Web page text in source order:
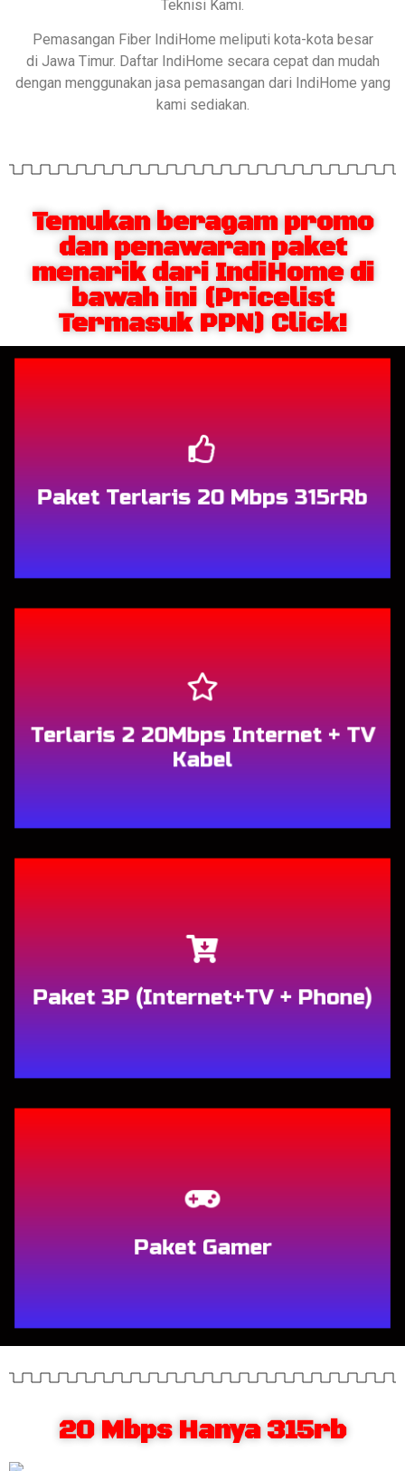
Teknisi Kami.
Pemasangan Fiber IndiHome meliputi kota-kota besar
di Jawa Timur. Daftar IndiHome secara cepat dan mudah
dengan menggunakan jasa pemasangan dari IndiHome yang
kami sediakan.
Temukan beragam promo
dan penawaran paket
menarik dari IndiHome di
bawah ini (Pricelist
Termasuk PPN) Click!
Paket Terlaris 20 Mbps 315rRb
Terlaris 2 20Mbps Internet + TV
Kabel
Paket 3P (Internet+TV + Phone)
Paket Gamer
20 Mbps Hanya 315rb